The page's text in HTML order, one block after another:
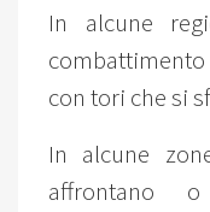
In alcune
con tori che si
In alcune
affrontano